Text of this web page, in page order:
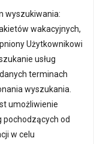
wyszukiwania:
wakacyjnych,
Użytkownikowi
usług
terminach
wyszukania.
umożliwienie
pochodzących od
w celu